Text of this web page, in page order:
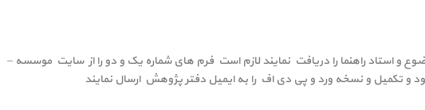
و استاد راهنما را دریافت نمایند لازم است فرم های شماره یک و دو را از سایت موسسه –
تکمیل و نسخه ورد و پی دی اف را به ایمیل دفتر پژوهش ارسال نمایند